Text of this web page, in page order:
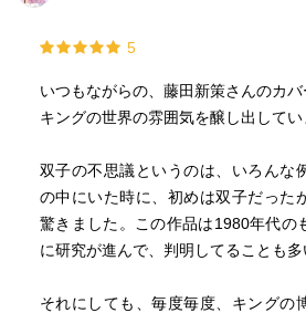
5
いつもながらの、藤田新策さんのカバ
キングの世界の雰囲気を醸し出してい
双子の不思議というのは、いろんな
の中にいた時に、初めは双子だった
驚きました。この作品は1980年代の
に研究が進んで、判明してることも多
それにしても、毎度毎度、キングの